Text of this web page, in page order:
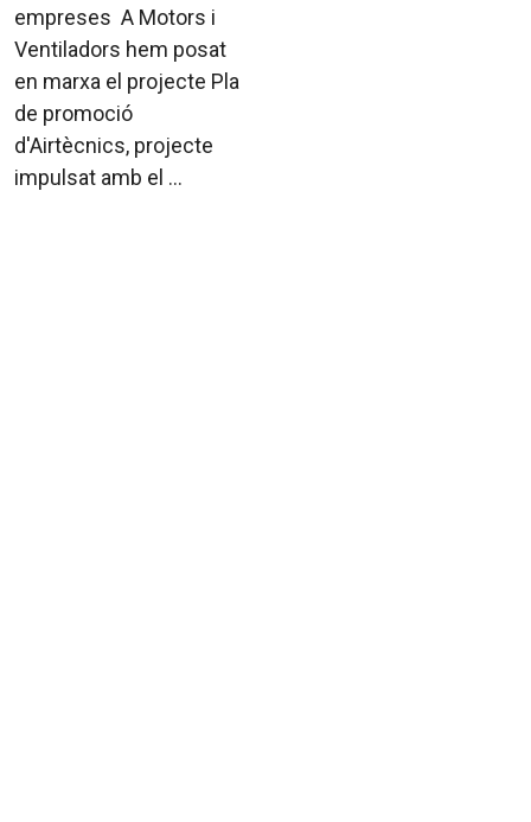
empreses A Motors i
Ventiladors hem posat
en marxa el projecte Pla
de promoció
d'Airtècnics, projecte
impulsat amb el ...